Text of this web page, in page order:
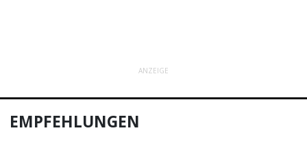
ANZEIGE
EMPFEHLUNGEN